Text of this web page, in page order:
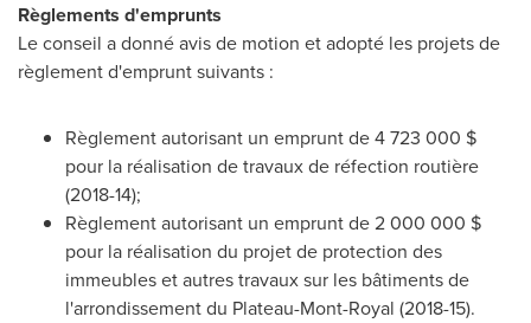
Règlements d'emprunts
Le conseil a donné avis de motion et adopté les projets de
règlement d'emprunt suivants :
Règlement autorisant un emprunt de 4 723 000 $
pour la réalisation de travaux de réfection routière
(2018-14);
Règlement autorisant un emprunt de 2 000 000 $
pour la réalisation du projet de protection des
immeubles et autres travaux sur les bâtiments de
l'arrondissement du Plateau-Mont-Royal (2018-15).